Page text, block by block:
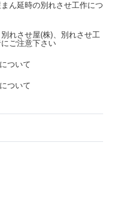
ん延時の別れさせ工作につ
れさせ屋(株)、別れさせ工
ご注意下さい
ついて
ついて